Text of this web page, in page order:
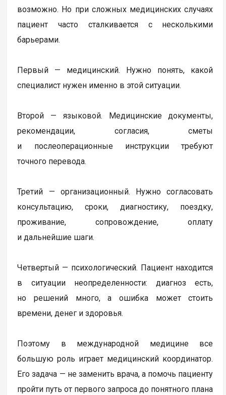
возможно. Но при сложных медицинских случаях
пациент часто сталкивается с несколькими
барьерами.
Первый — медицинский. Нужно понять, какой
специалист нужен именно в этой ситуации.
Второй — языковой. Медицинские документы,
рекомендации, согласия, сметы
и послеоперационные инструкции требуют
точного перевода.
Третий — организационный. Нужно согласовать
консультацию, сроки, диагностику, поездку,
проживание, сопровождение, оплату
и дальнейшие шаги.
Четвертый — психологический. Пациент находится
в ситуации неопределенности: диагноз есть,
но решений много, а ошибка может стоить
времени, денег и здоровья.
Поэтому в международной медицине все
большую роль играет медицинский координатор.
Его задача — не заменить врача, а помочь пациенту
пройти путь от первого запроса до понятного плана